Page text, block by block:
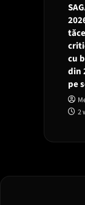
cu
din
pe
2